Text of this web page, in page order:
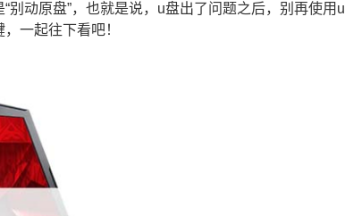
动原盘”，也就是说，u盘出了问题之后，别再使用u
一起往下看吧！